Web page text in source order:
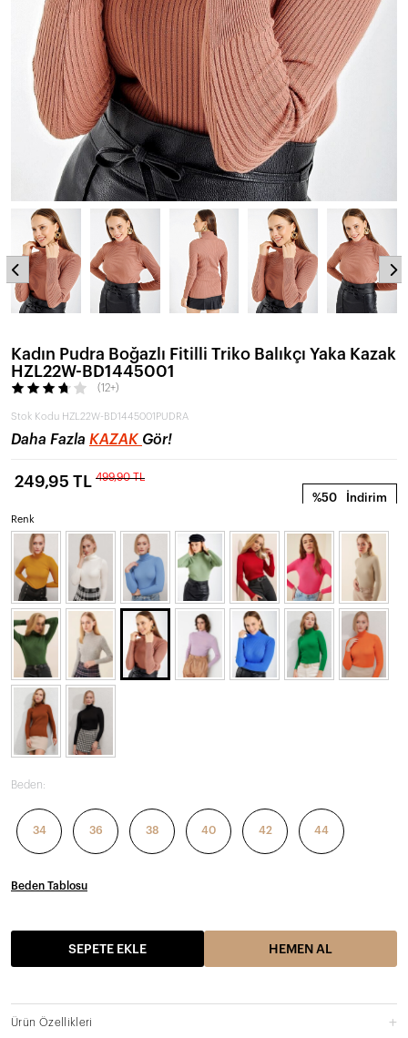
Kadın Pudra Boğazlı Fitilli Triko Balıkçı Yaka Kazak
HZL22W-BD1445001
(12+)
Stok Kodu HZL22W-BD1445001PUDRA
Daha Fazla KAZAK Gör!
%50 İndirim
249,95 TL 499,90 TL
Renk
Beden:
34 36 38 40 42 44
Beden Tablosu
SEPETE EKLE HEMEN AL
Ürün Özellikleri